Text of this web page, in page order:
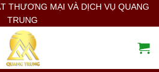
THƯƠNG MẠI VÀ DỊCH VỤ QUANG
TRUNG